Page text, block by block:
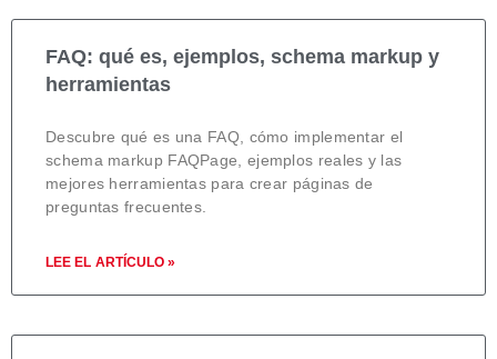
FAQ: qué es, ejemplos, schema markup y
herramientas
Descubre qué es una FAQ, cómo implementar el
schema markup FAQPage, ejemplos reales y las
mejores herramientas para crear páginas de
preguntas frecuentes.
LEE EL ARTÍCULO »